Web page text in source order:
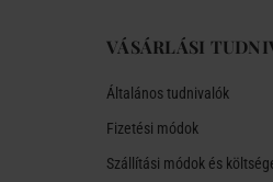
VÁSÁRLÁSI
Általános tudnivalók
Fizetési módok
Szállítási módok és